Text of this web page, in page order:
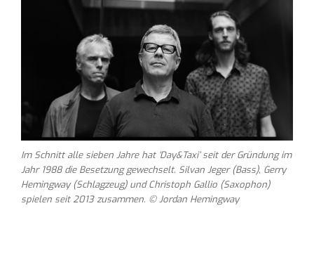
Im Schnitt alle sieben Jahre hat ‘Day&Taxi’ seit der Gründung im
Jahr 1988 die Besetzung gewechselt. Silvan Jeger (Bass), Gerry
Hemingway (Schlagzeug) und Christoph Gallio (Saxophon)
spielen seit 2013 zusammen. © Jordan Hemingway